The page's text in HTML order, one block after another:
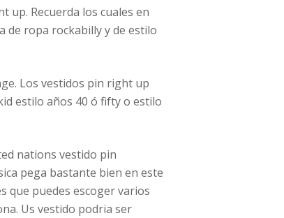
up. Recuerda los cuales en
de ropa rockabilly y de estilo
Los vestidos pin right up
estilo años 40 ó fifty o estilo
nations vestido pin
pega bastante bien en este
que puedes escoger varios
Us vestido podria ser